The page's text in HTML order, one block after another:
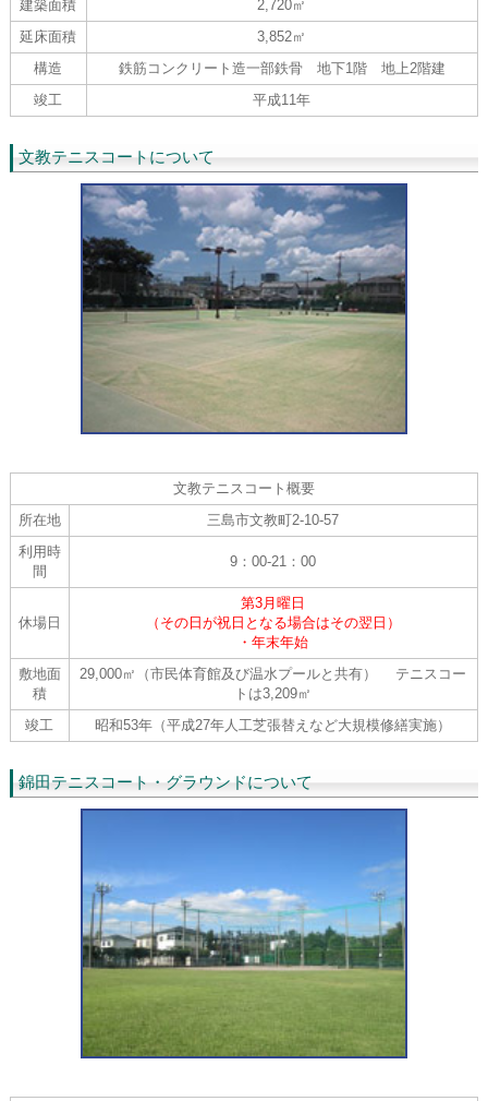
建築面積
2,720㎡
延床面積
3,852㎡
構造
鉄筋コンクリート造一部鉄骨 地下1階 地上2階建
竣工
平成11年
文教テニスコートについて
文教テニスコート概要
所在地
三島市文教町2-10-57
利用時
間
9：00-21：00
休場日
第3月曜日
（その日が祝日となる場合はその翌日）
・年末年始
敷地面
積
29,000㎡（市民体育館及び温水プールと共有） テニスコー
トは3,209㎡
竣工
昭和53年（平成27年人工芝張替えなど大規模修繕実施）
錦田テニスコート・グラウンドについて